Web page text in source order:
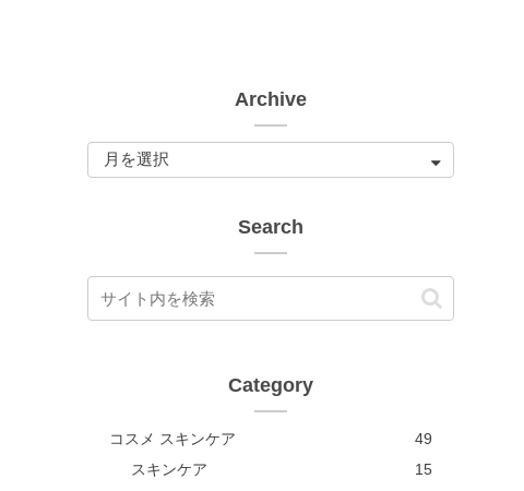
Archive
Search
Category
コスメ スキンケア
49
スキンケア
15